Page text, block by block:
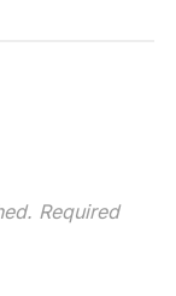
Required